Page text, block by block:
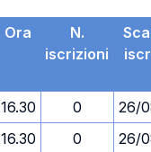
Ora
N.
iscrizioni
16.30 0
26/
16.30 0
26/